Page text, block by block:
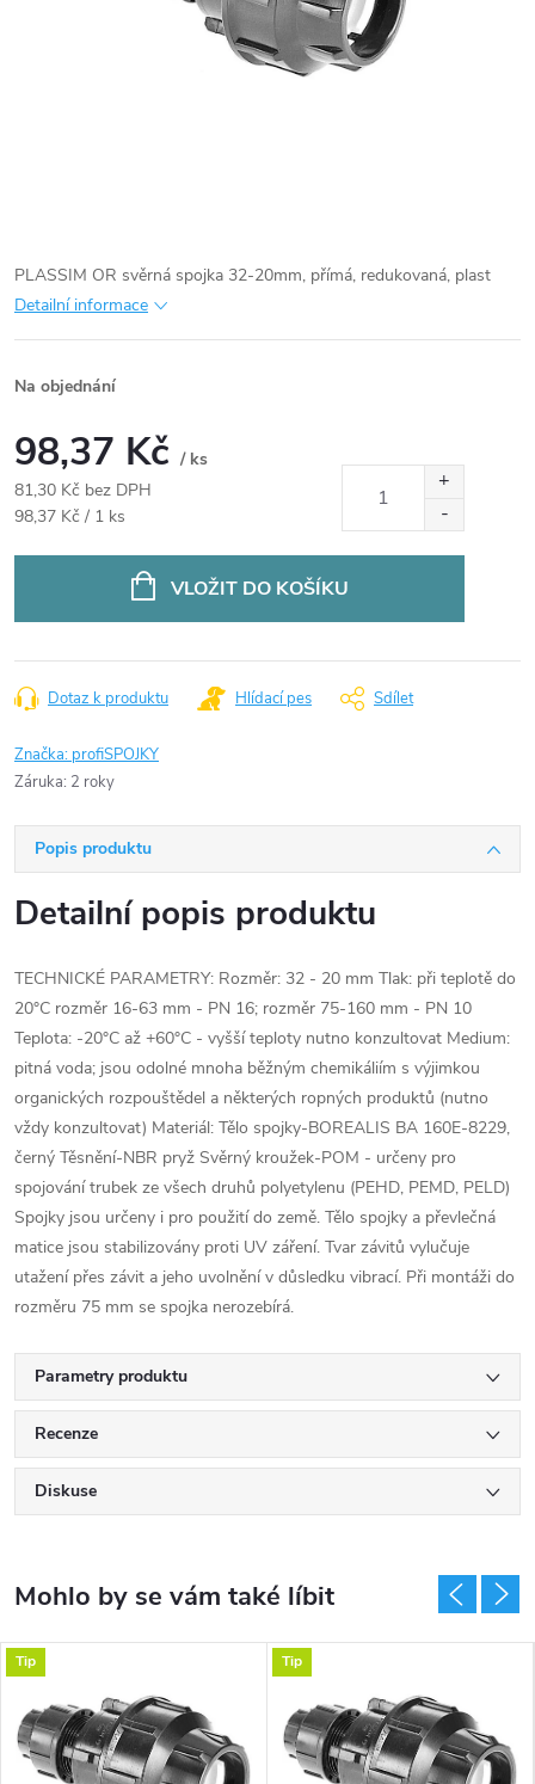
PLASSIM OR svěrná spojka 32-20mm, přímá, redukovaná, plast
Detailní informace
Na objednání
98,37 Kč / ks
81,30 Kč bez DPH
Měrná
98,37 Kč / 1 ks
VLOŽIT DO KOŠÍKU
Dotaz k produktu Hlídací pes Sdílet
Značka: profiSPOJKY
Záruka: 2 roky
Popis produktu
Detailní popis produktu
TECHNICKÉ PARAMETRY: Rozměr: 32 - 20 mm Tlak: při teplotě do
20°C rozměr 16-63 mm - PN 16; rozměr 75-160 mm - PN 10
Teplota: -20°C až +60°C - vyšší teploty nutno konzultovat Medium:
pitná voda; jsou odolné mnoha běžným chemikáliím s výjimkou
organických rozpouštědel a některých ropných produktů (nutno
vždy konzultovat) Materiál: Tělo spojky-BOREALIS BA 160E-8229,
černý Těsnění-NBR pryž Svěrný kroužek-POM - určeny pro
spojování trubek ze všech druhů polyetylenu (PEHD, PEMD, PELD)
Spojky jsou určeny i pro použití do země. Tělo spojky a převlečná
matice jsou stabilizovány proti UV záření. Tvar závitů vylučuje
utažení přes závit a jeho uvolnění v důsledku vibrací. Při montáži do
rozměru 75 mm se spojka nerozebírá.
Parametry produktu
Recenze
Diskuse
Tip Tip